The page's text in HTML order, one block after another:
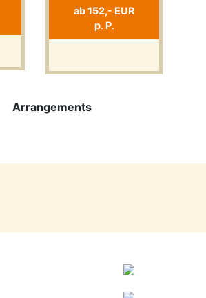
ab 152,- EUR
p. P.
Previous
Arrangements